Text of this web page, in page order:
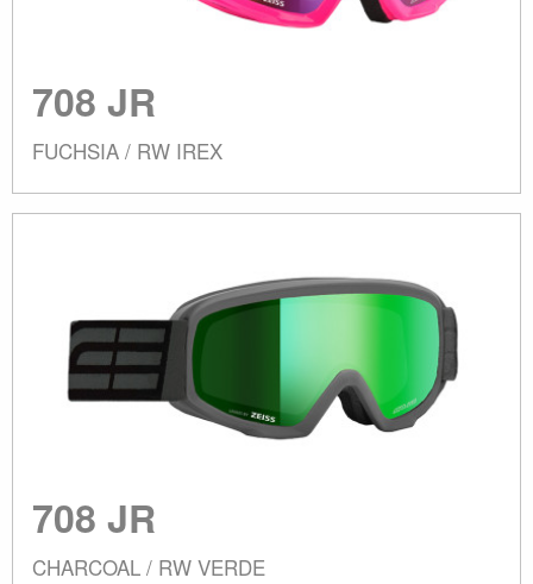
708 JR
FUCHSIA / RW IREX
708 JR
CHARCOAL / RW VERDE